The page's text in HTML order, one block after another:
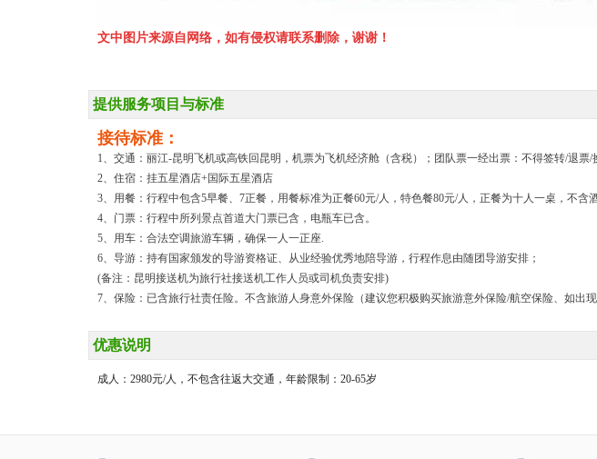
文中图片来源自网络，如有侵权请联系删除，谢谢！
提供服务项目与标准
接待标准：
1、交通：丽江-昆明飞机或高铁回昆明，机票为飞机经济舱（含税）；团队票一经出票：不得签转/退票/
2、住宿：挂五星酒店+国际五星酒店
3、用餐：行程中包含5早餐、7正餐，用餐标准为正餐60元/人，特色餐80元/人，正餐为十人一桌，不含
4、门票：行程中所列景点首道大门票已含，电瓶车已含。
5、用车：合法空调旅游车辆，确保一人一正座.
6、导游：持有国家颁发的导游资格证、从业经验优秀地陪导游，行程作息由随团导游安排；
(备注：昆明接送机为旅行社接送机工作人员或司机负责安排)
7、保险：已含旅行社责任险。不含旅游人身意外保险（建议您积极购买旅游意外保险/航空保险、如出现
优惠说明
成人：2980元/人，不包含往返大交通，年龄限制：20-65岁